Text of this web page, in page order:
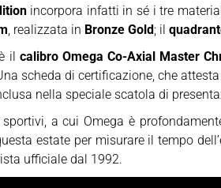
incorpora infatti in sé i tre
, realizzata in Bronze Gold; il
il calibro Omega Co-Axial Master
scheda di certificazione, che
nella speciale scatola di
a cui Omega è
estate per misurare il tempo
ufficiale dal 1992.